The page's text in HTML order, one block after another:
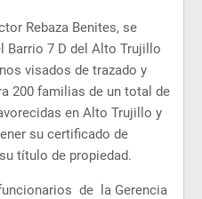
Rebaza Benites, se
Barrio 7 D del Alto Trujillo
visados de trazado y
200 familias de un total de
en Alto Trujillo y
su certificado de
título de propiedad.
de la Gerencia